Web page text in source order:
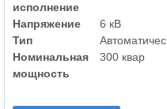
исполнение
Напряжение
6 кВ
Тип
Номинальная
мощность
300 квар